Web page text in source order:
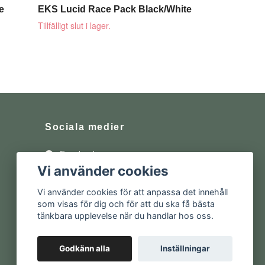
EKS Lucid Race Pack Black/White
Tillfälligt slut i lager.
Sociala medier
Facebook
Instagram
Vi använder cookies
Vi använder cookies för att anpassa det innehåll
som visas för dig och för att du ska få bästa
tänkbara upplevelse när du handlar hos oss.
Godkänn alla Inställningar